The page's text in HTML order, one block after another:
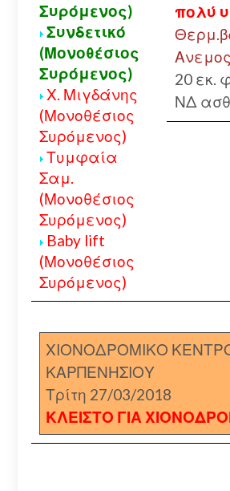
Συρόμενος)
Συνδετικό
(Μονοθέσιος
Συρόμενος)
Χ. Μιγδάνης
(Μονοθέσιος
Συρόμενος)
Τυμφαία
Σαμ.
(Μονοθέσιος
Συρόμενος)
Baby lift
(Μονοθέσιος
Συρόμενος)
πολύ
20 εκ.
ΝΔ
ΧΙΟΝΟΔΡΟΜΙΚΟ
ΚΑΡΠΕΝΗΣΙΟΥ
Τρίτη 27/03/2018
ΚΛΕΙΣΤΟ ΓΙΑ